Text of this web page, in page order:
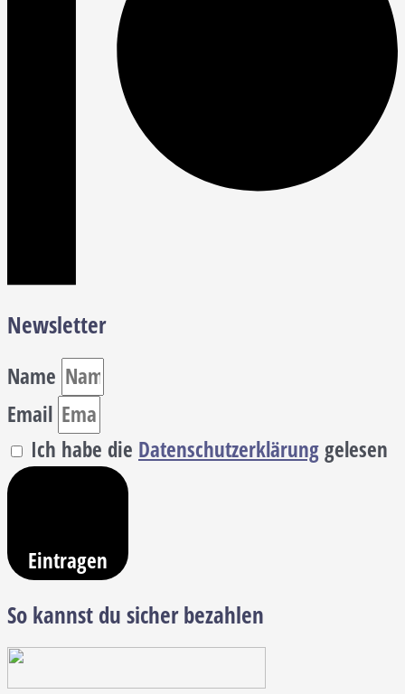
Newsletter
Name
Email
Ich habe die Datenschutzerklärunggelesen
Eintragen
So kannst du sicher bezahlen